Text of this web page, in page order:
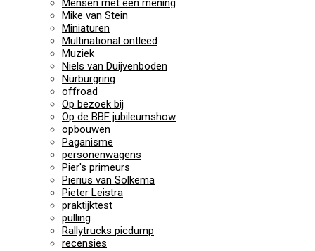
Mensen met een mening
Mike van Stein
Miniaturen
Multinational ontleed
Muziek
Niels van Duijvenboden
Nürburgring
offroad
Op bezoek bij
Op de BBF jubileumshow
opbouwen
Paganisme
personenwagens
Pier's primeurs
Pierius van Solkema
Pieter Leistra
praktijktest
pulling
Rallytrucks picdump
recensies